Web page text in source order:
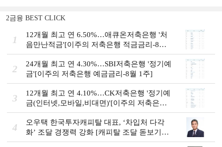
2금융 BEST CLICK
1
12개월 최고 연 6.50%…애큐온저축은행 '처
음만난적금'[이주의 저축은행 적금금리-8월
1주]
2
24개월 최고 연 4.30%…SBI저축은행 '정기예
금'[이주의 저축은행 예금금리-8월 1주]
3
12개월 최고 연 4.10%…CK저축은행 '정기예
금(인터넷,모바일,비대면)'[이주의 저축은행
예금금리-8월 1주]
4
오우택 한국투자캐피탈 대표, ‘차입처 다각
화ʼ 조달 경쟁력 강화 [캐피탈 조달 돋보기
(12)]